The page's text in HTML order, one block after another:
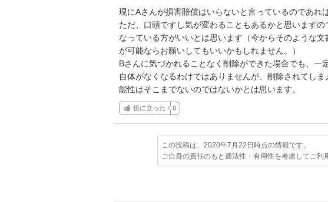
現にAさんが損害賠償はいらないと言っているのであれ
ただ、口頭ですし気が変わることもあるかと思います
なっている方がいいとは思います（今からそのような
が可能ならお願いしてもいいかもしれません。）
Bさんに気づかれることなく削除ができた場合でも、一
自体がなくなるわけではありませんが、削除されてし
能性はそこまでないのではないかとは思います。
役に立った 0
この投稿は、2020年7月22日時点の情報です。
ご自身の責任のもと適法性・有用性を考慮してご利